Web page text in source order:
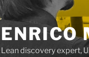
ENRICO
Lean discovery expert,